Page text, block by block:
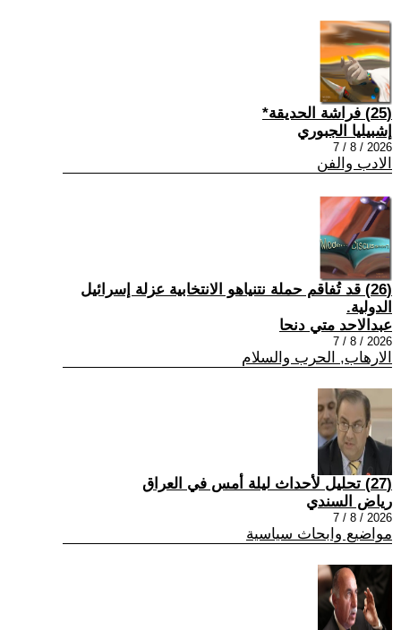
(25) فراشة الحديقة*
إشبيليا الجبوري
2026 / 8 / 7
الادب والفن
(26) قد تُفاقم حملة نتنياهو الانتخابية عزلة إسرائيل
الدولية.
عبدالاحد متي دنحا
2026 / 8 / 7
الارهاب, الحرب والسلام
(27) تحليل لأحداث ليلة أمس في العراق
رياض السندي
2026 / 8 / 7
مواضيع وابحاث سياسية